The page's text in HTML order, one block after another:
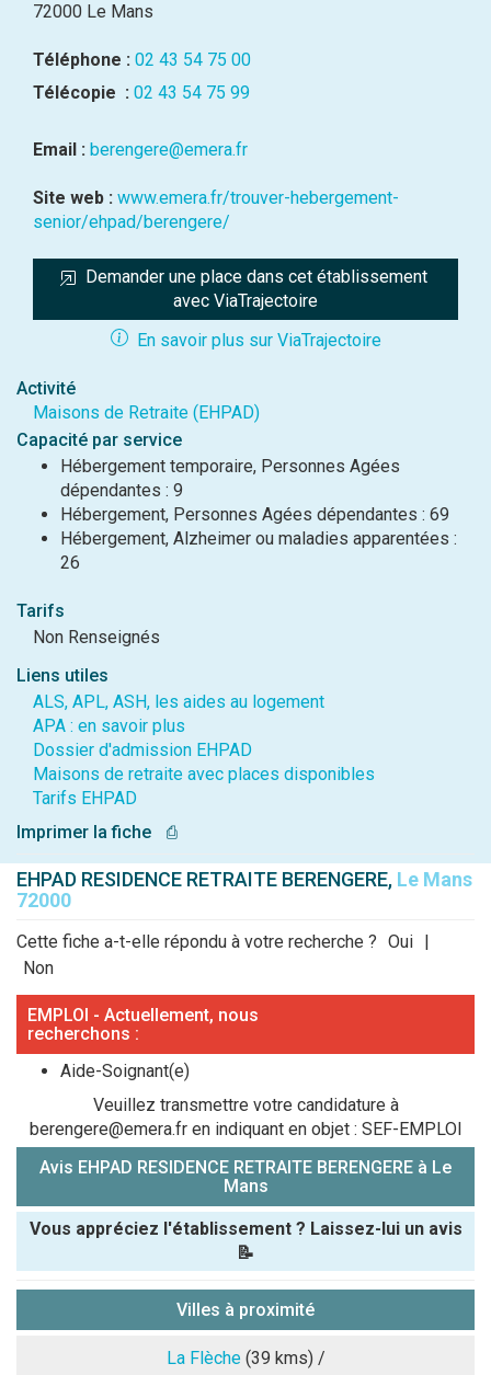
72000 Le Mans
Téléphone : 02 43 54 75 00
Télécopie : 02 43 54 75 99
Email : berengere@emera.fr
Site web : www.emera.fr/trouver-hebergement-
senior/ehpad/berengere/
Demander une place dans cet établissement
avec ViaTrajectoire
En savoir plus sur ViaTrajectoire
Activité
Maisons de Retraite (EHPAD)
Capacité par service
Hébergement temporaire, Personnes Agées
dépendantes : 9
Hébergement, Personnes Agées dépendantes : 69
Hébergement, Alzheimer ou maladies apparentées :
26
Tarifs
Non Renseignés
Liens utiles
ALS, APL, ASH, les aides au logement
APA : en savoir plus
Dossier d'admission EHPAD
Maisons de retraite avec places disponibles
Tarifs EHPAD
Imprimer la fiche
⎙
EHPAD RESIDENCE RETRAITE BERENGERE, Le Mans
72000
Cette fiche a-t-elle répondu à votre recherche ? Oui
Non
EMPLOI - Actuellement, nous
recherchons :
Aide-Soignant(e)
Veuillez transmettre votre candidature à
berengere@emera.fr en indiquant en objet : SEF-EMPLOI
Avis EHPAD RESIDENCE RETRAITE BERENGERE à Le
Mans
Vous appréciez l'établissement ? Laissez-lui un avis
📝
Note que vous souhaitez attribuer :
Villes à proximité
La Flèche(39 kms) /